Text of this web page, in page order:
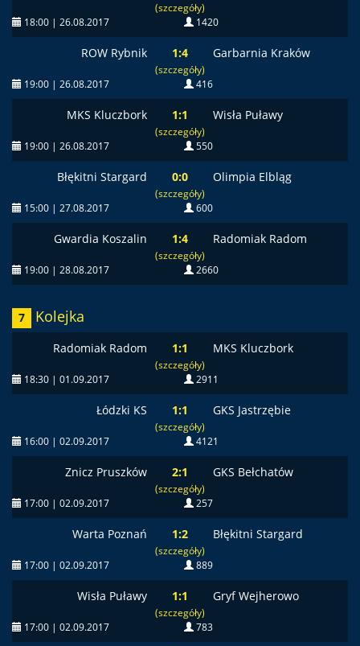
(szczegóły)
18:00 | 26.08.2017 1420
ROW Rybnik 1:4
(szczegóły)
Garbarnia Kraków
19:00 | 26.08.2017 416
MKS Kluczbork 1:1
(szczegóły)
Wisła Puławy
19:00 | 26.08.2017 550
Błękitni Stargard 0:0
(szczegóły)
Olimpia Elbląg
15:00 | 27.08.2017 600
Gwardia Koszalin 1:4
(szczegóły)
Radomiak Radom
19:00 | 28.08.2017 2660
7 Kolejka
Radomiak Radom 1:1
(szczegóły)
MKS Kluczbork
18:30 | 01.09.2017 2911
Łódzki KS 1:1
(szczegóły)
GKS Jastrzębie
16:00 | 02.09.2017 4121
Znicz Pruszków 2:1
(szczegóły)
GKS Bełchatów
17:00 | 02.09.2017 257
Warta Poznań 1:2
(szczegóły)
Błękitni Stargard
17:00 | 02.09.2017 889
Wisła Puławy 1:1
(szczegóły)
Gryf Wejherowo
17:00 | 02.09.2017 783